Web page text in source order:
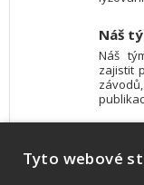
Náš
Náš
zajistit
Pro
Tyto webové